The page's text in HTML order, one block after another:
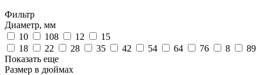
Фильтр
Диаметр, мм
10
108 12
15
18
22 28 35 42 54 64 76 8
89
Показать еще
Размер в дюймах